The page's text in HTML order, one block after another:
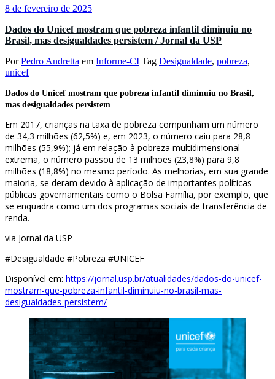
8 de fevereiro de 2025
Dados do Unicef mostram que pobreza infantil diminuiu no
Brasil, mas desigualdades persistem / Jornal da USP
PorPedro Andretta em Informe-CI Tag Desigualdade, pobreza,
unicef
Dados do Unicef mostram que pobreza infantil diminuiu no Brasil,
mas desigualdades persistem
Em 2017, crianças na taxa de pobreza compunham um número
de 34,3 milhões (62,5%) e, em 2023, o número caiu para 28,8
milhões (55,9%); já em relação à pobreza multidimensional
extrema, o número passou de 13 milhões (23,8%) para 9,8
milhões (18,8%) no mesmo período. As melhorias, em sua grande
maioria, se deram devido à aplicação de importantes políticas
públicas governamentais como o Bolsa Família, por exemplo, que
se enquadra como um dos programas sociais de transferência de
renda.
via Jornal da USP
#Desigualdade #Pobreza #UNICEF
Disponível em: https://jornal.usp.br/atualidades/dados-do-unicef-
mostram-que-pobreza-infantil-diminuiu-no-brasil-mas-
desigualdades-persistem/